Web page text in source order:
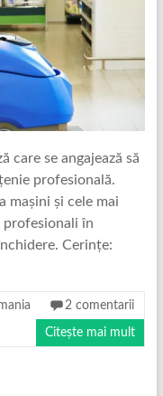
care se angajează să
profesională.
mașini și cele mai
profesionali în
Cerințe:
2 comentarii
Citește mai mult